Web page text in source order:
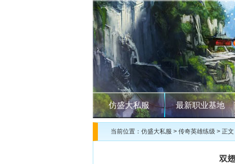
仿盛大私服 最新职业基地
当前位置： 仿盛大私服 > 传奇英雄练级 > 正文
双